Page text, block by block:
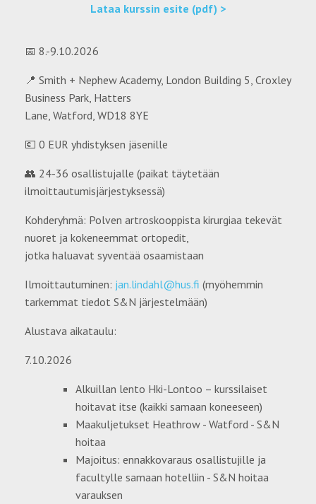
📅 8.-9.10.2026
📍 Smith + Nephew Academy, London Building 5, Croxley
Business Park, Hatters
Lane, Watford, WD18 8YE
💶 0 EUR yhdistyksen jäsenille
👥 24-36 osallistujalle (paikat täytetään
ilmoittautumisjärjestyksessä)
Kohderyhmä: Polven artroskooppista kirurgiaa tekevät
nuoret ja kokeneemmat ortopedit,
jotka haluavat syventää osaamistaan
Ilmoittautuminen: jan.lindahl@hus.fi (myöhemmin
tarkemmat tiedot S&N järjestelmään)
Alustava aikataulu:
7.10.2026
Alkuillan lento Hki-Lontoo – kurssilaiset
hoitavat itse (kaikki samaan koneeseen)
Maakuljetukset Heathrow - Watford - S&N
hoitaa
Majoitus: ennakkovaraus osallistujille ja
facultylle samaan hotelliin - S&N hoitaa
varauksen
Lataa kurssin esite (pdf) >